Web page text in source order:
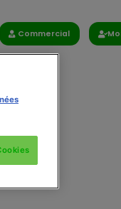
Commercial